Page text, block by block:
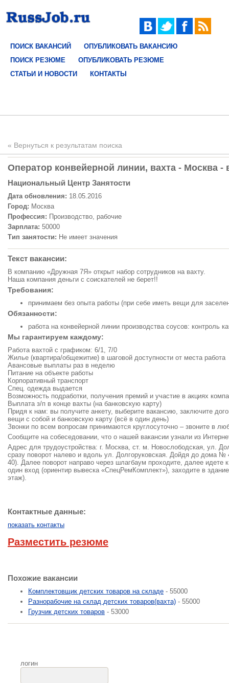
ПОИСК ВАКАНСИЙ
ОПУБЛИКОВАТЬ ВАКАНСИЮ
ПОИСК РЕЗЮМЕ
ОПУБЛИКОВАТЬ РЕЗЮМЕ
СТАТЬИ И НОВОСТИ
КОНТАКТЫ
« Вернуться к результатам поиска
Оператор конвейерной линии, вахта - Москва -
Национальный Центр Занятости
Дата обновления: 18.05.2016
Город: Москва
Профессия: Производство, рабочие
Зарплата: 50000
Тип занятости: Не имеет значения
Текст вакансии:
В компанию «Дружная 7Я» открыт набор сотрудников на вахту.
Наша компания деньги с соискателей не берет!!
Требования:
принимаем без опыта работы (при себе иметь вещи для
Обязанности:
работа на конвейерной линии производства соусов: контроль
Мы гарантируем каждому:
Работа вахтой с графиком: 6/1, 7/0
Жилье (квартира/общежитие) в шаговой доступности от места работа
Авансовые выплаты раз в неделю
Питание на объекте работы
Корпоративный транспорт
Спец. одежда выдается
Возможность подработки, получения премий и участие в акциях
Выплата з/п в конце вахты (на банковскую карту)
Придя к нам: вы получите анкету, выберите вакансию, заключите
вещи с собой и банковскую карту (всё в один день)
Звонки по всем вопросам принимаются круглосуточно – звоните в
Сообщите на собеседовании, что о нашей вакансии узнали из
Адрес для трудоустройства: г. Москва, ст. м. Новослободская, ул.
сразу поворот налево и вдоль ул. Долгоруковская. Дойдя до дома
40). Далее поворот направо через шлагбаум проходите, далее идете
один вход (ориентир вывеска «СпецРемКомплект»), заходите в
этаж).
Контактные данные:
показать контакты
Разместить резюме
Похожие вакансии
Комплектовщик детских товаров на складе - 55000
Разнорабочие на склад детских товаров(вахта) - 55000
Грузчик детских товаров - 53000
логин